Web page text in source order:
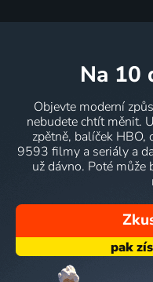
na
Objevte moderní
nebudete chtít měnit.
zpětně, balíček HBO,
9593 filmy a seriály a
už dávno. Poté může